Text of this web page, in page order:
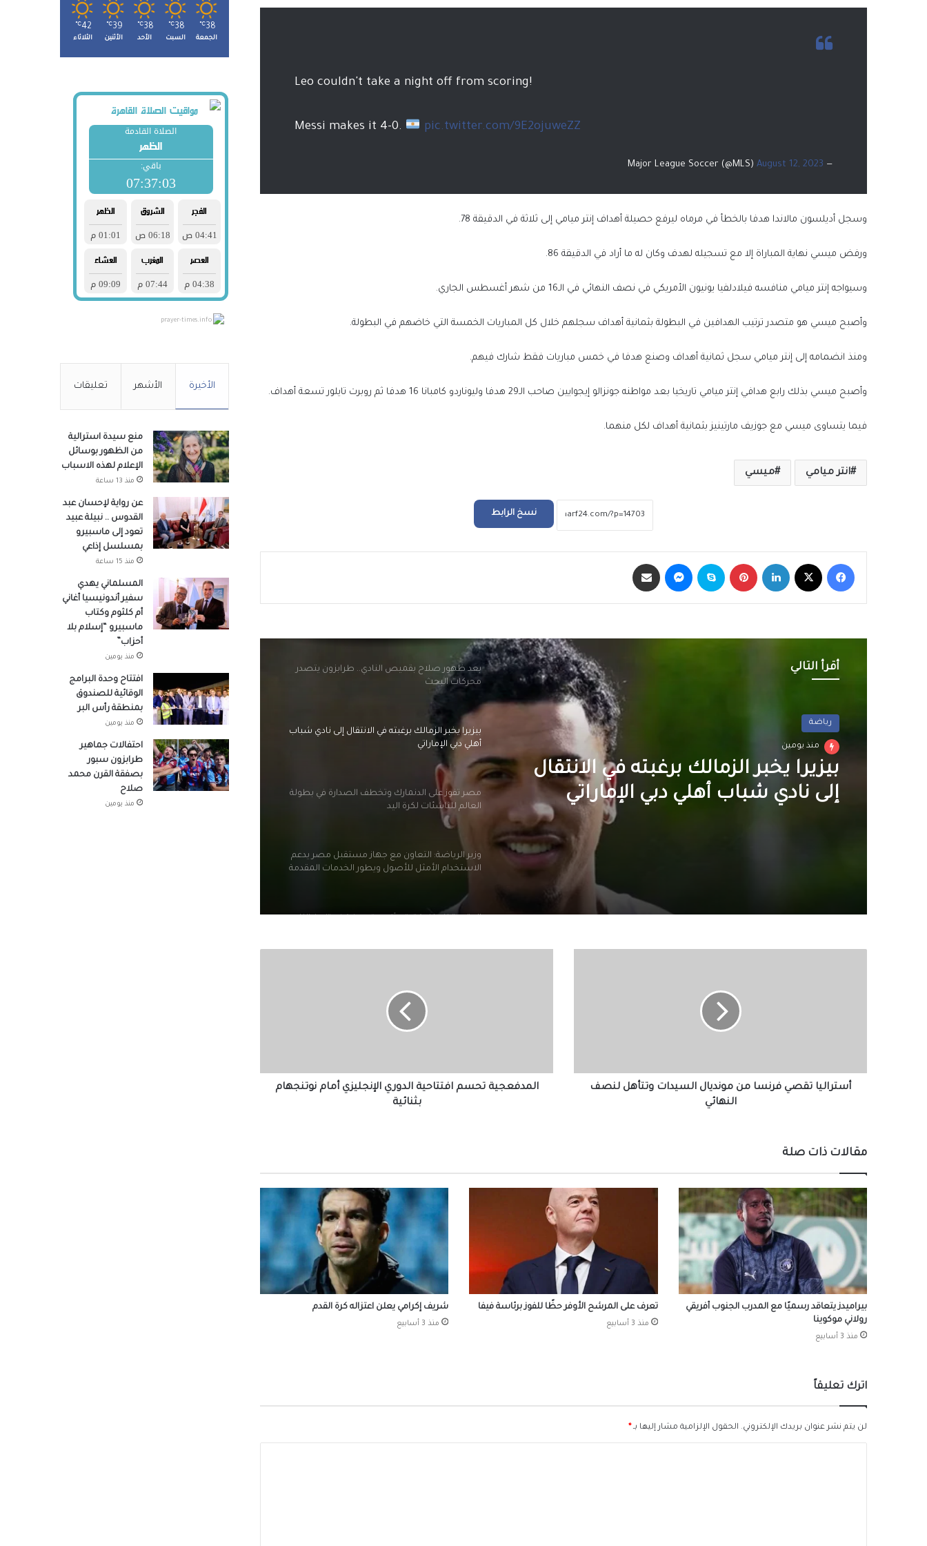
Leo couldn't take a night off from scoring!
Messi makes it 4-0. pic.twitter.com/9E2ojuweZZ
— Major League Soccer (@MLS)
August 12, 2023
وسجل أديلسون مالاندا هدفا بالخطأ في مرماه ليرفع حصيلة أهداف إنتر ميامي إلى ثلاثة في الدقيقة 78.
ورفض ميسي نهاية المباراة إلا مع تسجيله لهدف وكان له ما أراد في الدقيقة 86.
وسيواجه إنتر ميامي منافسه فيلادلفيا يونيون الأمريكي في نصف النهائي في الـ16 من شهر أغسطس الجاري.
وأصبح ميسي هو متصدر ترتيب الهدافين في البطولة بثمانية أهداف سجلهم خلال كل المباريات الخمسة التي خاضهم في البطولة.
ومنذ انضمامه إلى إنتر ميامي سجل ثمانية أهداف وصنع هدفا في خمس مباريات فقط شارك فيهم.
وأصبح ميسي بذلك رابع هدافي إنتر ميامي تاريخيا بعد مواطنه جونزالو إيجوايين صاحب الـ29 هدفا وليوناردو كامبانا 16 هدفا ثم روبرت تايلور تسعة أهداف.
فيما يتساوى ميسي مع جوزيف مارتينيز بثمانية أهداف لكل منهما.
انتر ميامي ميسي
نسخ الرابط
فيسبوك لينكدإن بينتيريست سكايب ماسنجر
أقرأ التالي
رياضة
منذ يومين
بيزيرا يخبر الزمالك برغبته في الانتقال
إلى نادي شباب أهلي دبي الإماراتي
رياضة
منذ 3 أيام
مصر تفوز على الدنمارك وتخطف
الصدارة في بطولة العالم للناشئات
طاقم تحكيم مصري بقيادة أمين عمر لإدارة مواجهة
وزارة الرياضة: ثبوت مخالفة مدرب الاتحاد السكندري
بيزيرا يخبر الزمالك برغبته في الانتقال إلى نادي شباب
أهلي دبي الإماراتي
مصر تفوز على الدنمارك وتخطف الصدارة في بطولة
العالم للناشئات لكرة اليد
وزير الرياضة: التعاون مع جهاز مستقبل مصر يدعم
الاستخدام الأمثل للأصول ويطور الخدمات المقدمة
للشباب
المتحدة للرياضة توقع أكبر عقد رعاية في تاريخ النادي
الأهلي مع شركة فودافون
في أزمة “مكاري يونان” وإحالة الواقعة للنيابة
زيزو يقدم تظلماً رسمياً إلى لجنة الاستئناف ضد
بعد ظهور صلاح بقميص النادي.. طرابزون يتصدر
محركات البحث
بيزيرا يخبر الزمالك برغبته في الانتقال إلى نادي شباب
أهلي دبي الإماراتي
للشباب
النهائي
أستراليا تقصي فرنسا من مونديال السيدات وتتأهل لنصف
النهائي
المدفعجية تحسم افتتاحية الدوري الإنجليزي أمام نوتنجهام
بثنائية
مقالات ذات صلة
بيراميدز يتعاقد رسميًا مع المدرب الجنوب أفريقي
رولاني موكوينا
منذ 3 أسابيع
تعرف على المرشح الأوفر حظًا للفوز برئاسة فيفا
منذ 3 أسابيع
شريف إكرامي يعلن اعتزاله كرة القدم
منذ 3 أسابيع
اترك تعليقاً
لن يتم نشر عنوان بريدك الإلكتروني. الحقول الإلزامية مشار إليها بـ *
38
℃
الجمعة
38
℃
السبت
38
℃
الأحد
39
℃
الأثنين
42
℃
الثلاثاء
prayer-times.info
الأخيرة الأشهر تعليقات
منع سيدة استرالية
من الظهور بوسائل
الإعلام لهذه الاسباب
منذ 13 ساعة
عن رواية لإحسان عبد
القدوس .. نبيلة عبيد
تعود إلى ماسبيرو
بمسلسل إذاعي
منذ 15 ساعة
المسلماني يهدي
سفير أندونيسيا أغاني
أم كلثوم وكتاب
ماسبيرو “إسلام بلا
أحزاب”
منذ يومين
افتتاح وحدة البرامج
الوقائية للصندوق
بمنطقة رأس البر
منذ يومين
احتفالات جماهير
طرابزون سبور
بصفقة القرن محمد
صلاح
منذ يومين